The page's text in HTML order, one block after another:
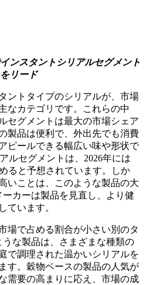
ンスタントシリアルセグメント
をリード
ントタイプのシリアルが、市場
なカテゴリです。これらの中
セグメントは最大の市場シェア
製品は便利で、外出先でも消費
ピールできる幅広い味や形状で
ルセグメントは、2026年には
ると予想されています。しか
いことは、このような製品の大
カーは製品を見直し、より健
ています。
場で占める割合が小さい別のタ
な製品は、さまざまな種類の
で調理された温かいシリアルを
す。穀物ベースの製品の人気が
需要の高まりに応え、市場の成